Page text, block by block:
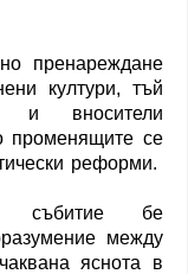
пренареждане
култури, тъй
и вносители
променящите се
реформи.
събитие бе
между
яснота в